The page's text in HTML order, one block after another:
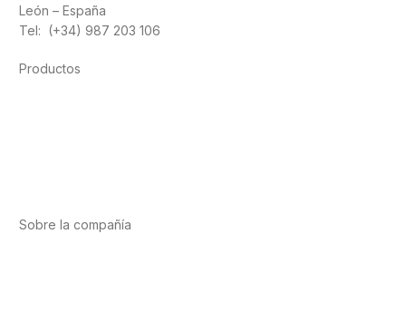
León – España
Tel: (+34) 987 203 106
Productos
Sobre la compañía